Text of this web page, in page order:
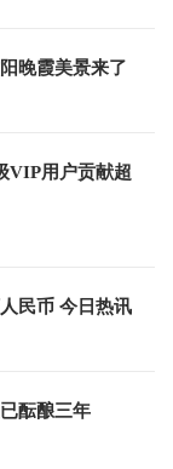
晚霞美景来了
VIP用户贡献超
民币 今日热讯
酝酿三年